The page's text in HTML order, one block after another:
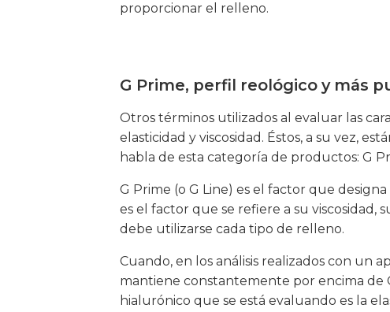
proporcionar el relleno.
G Prime, perfil reológico y más
Otros términos utilizados al evaluar las
elasticidad y viscosidad. Éstos, a su vez,
habla de esta categoría de productos: G
G Prime (o G Line) es el factor que
es el factor que se refiere a su
debe utilizarse cada tipo de relleno.
Cuando, en los análisis realizados con un
mantiene constantemente por encima de
hialurónico que se está evaluando es la